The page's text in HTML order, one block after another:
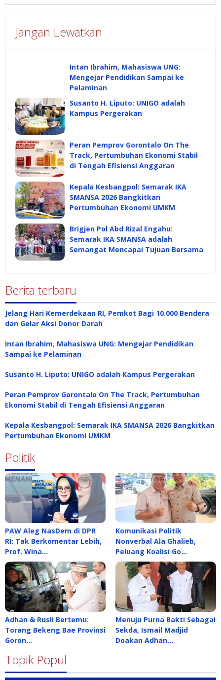
Jangan Lewatkan
Intan Ibrahim, Mahasiswa UNG:
Mengejar Pendidikan Sampai ke
Pelaminan
Susanto H. Liputo: UNIGO adalah
Kampus Pergerakan
Peran Pemprov Gorontalo On The
Track, Pertumbuhan Ekonomi Stabil
di Tengah Efisiensi Anggaran
Kepala Kesbangpol: Semarak IKA
SMANSA 2026 Bangkitkan
Pertumbuhan Ekonomi UMKM
Brigjen Pol Abd Rizal Engahu:
Semarak IKA SMANSA adalah
Semangat Mencapai Tujuan Bersama
Berita terbaru
Jelang Hari Kemerdekaan RI, Pemkot Bagi 10.000 Bendera
dan Gelar Aksi Donor Darah
Intan Ibrahim, Mahasiswa UNG: Mengejar Pendidikan
Sampai ke Pelaminan
Susanto H. Liputo: UNIGO adalah Kampus Pergerakan
Peran Pemprov Gorontalo On The Track, Pertumbuhan
Ekonomi Stabil di Tengah Efisiensi Anggaran
Kepala Kesbangpol: Semarak IKA SMANSA 2026 Bangkitkan
Pertumbuhan Ekonomi UMKM
Politik
PAW Aleg NasDem di DPR
RI: Tak Berkomentar Lebih,
Prof. Wina…
Komunikasi Politik
Nonverbal Ala Ghalieb,
Peluang Koalisi Go…
Adhan & Rusli Bertemu:
Torang Bekeng Bae Provinsi
Goron…
Menuju Purna Bakti Sebagai
Sekda, Ismail Madjid
Doakan Adhan…
Topik Popul